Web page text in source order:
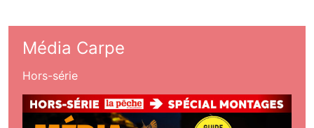
Média Carpe
Hors-série